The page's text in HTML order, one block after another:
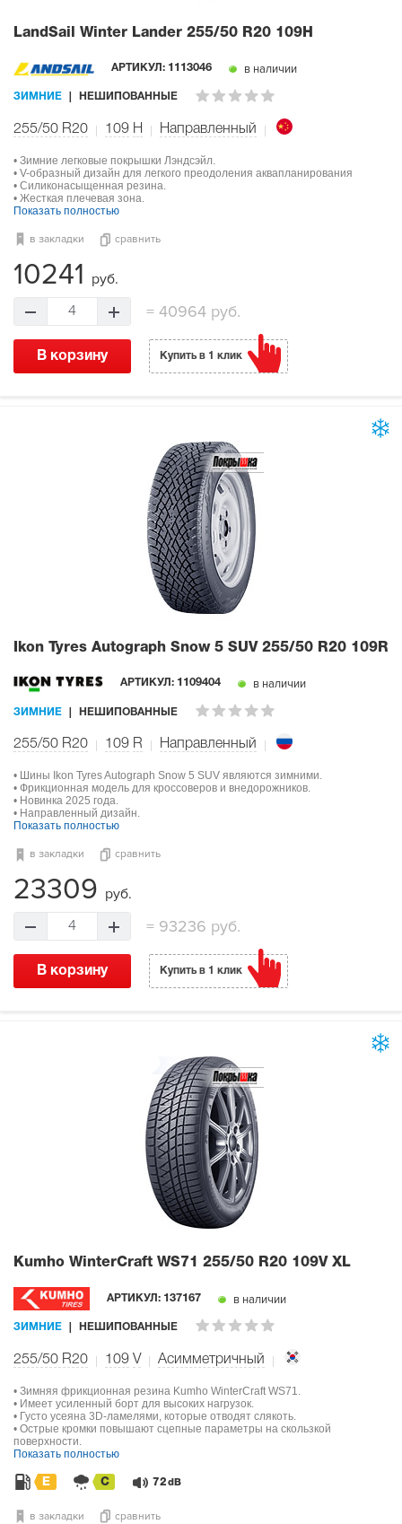
LandSail Winter Lander 255/50 R20 109H
АРТИКУЛ: 1113046 в наличии
ЗИМНИЕ НЕШИПОВАННЫЕ
255/50 R20 109 H Направленный
• Зимние легковые покрышки Лэндсэйл.
• V-образный дизайн для легкого преодоления аквапланирования
• Силиконасыщенная резина.
• Жесткая плечевая зона.
Показать полностью
в закладки сравнить
10241 руб.
4 = 40964 руб.
В корзину Купить в 1 клик
Ikon Tyres Autograph Snow 5 SUV 255/50 R20 109R
АРТИКУЛ: 1109404 в наличии
ЗИМНИЕ НЕШИПОВАННЫЕ
255/50 R20 109 R Направленный
• Шины Ikon Tyres Autograph Snow 5 SUV являются зимними.
• Фрикционная модель для кроссоверов и внедорожников.
• Новинка 2025 года.
• Направленный дизайн.
Показать полностью
в закладки сравнить
23309 руб.
4 = 93236 руб.
В корзину Купить в 1 клик
Kumho WinterCraft WS71 255/50 R20 109V XL
АРТИКУЛ: 137167 в наличии
ЗИМНИЕ НЕШИПОВАННЫЕ
255/50 R20 109 V Асимметричный
• Зимняя фрикционная резина Kumho WinterCraft WS71.
• Имеет усиленный борт для высоких нагрузок.
• Густо усеяна 3D-ламелями, которые отводят слякоть.
• Острые кромки повышают сцепные параметры на скользкой
поверхности.
Показать полностью
E C 72 dB
в закладки сравнить